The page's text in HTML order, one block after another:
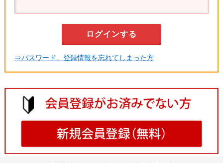
⇒パスワード、登録情報を忘れてしまった方